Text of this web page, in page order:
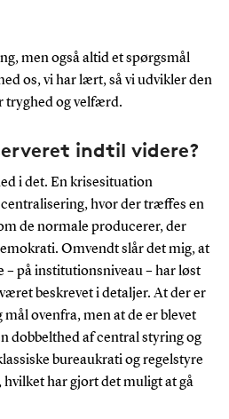
men også altid et spørgsmål
os, vi har lært, så vi udvikler den
tryghed og velfærd.
indtil videre?
i det. En krisesituation
hvor der træffes en
de normale producerer, der
Omvendt slår det mig, at
– på institutionsniveau – har løst
beskrevet i detaljer. At der er
ovenfra, men at de er blevet
dobbelthed af central styring og
bureaukrati og regelstyre
hvilket har gjort det muligt at gå